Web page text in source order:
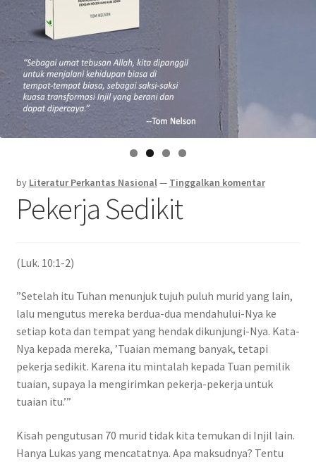
by Literatur Perkantas Nasional— Tinggalkan komentar
Pekerja Sedikit
(Luk. 10:1-2)
”Setelah itu Tuhan menunjuk tujuh puluh murid yang lain,
lalu mengutus mereka berdua-dua mendahului-Nya ke
setiap kota dan tempat yang hendak dikunjungi-Nya. Kata-
Nya kepada mereka, ’Tuaian memang banyak, tetapi
pekerja sedikit. Karena itu mintalah kepada Tuan pemilik
tuaian, supaya Ia mengirimkan pekerja-pekerja untuk
tuaian itu.’”
Kisah pengutusan 70 murid tidak kita temukan di Injil lain.
Hanya Lukas yang mencatatnya. Apa maksudnya? Tentu